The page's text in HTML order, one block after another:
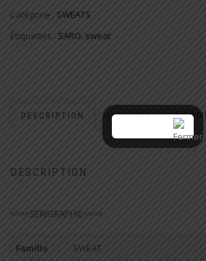
Catégorie : SWEATS
Étiquettes : SARO, sweat
DESCRIPTION INFORMATIONS
DESCRIPTION
====SERIGRAPHIE====
Famille
SWEAT